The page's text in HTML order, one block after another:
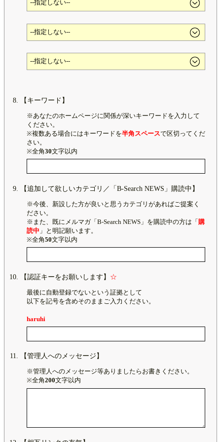
【キーワード】
※あなたのホームページに関係が深いキーワードを入力して
ください。
※複数ある場合にはキーワードを半角スペースで区切ってくだ
さい。
※全角30文字以内
【追加して欲しいカテゴリ／「B-Search NEWS」購読中】
※今後、新設した方が良いと思うカテゴリがあればご提案く
ださい。
※また、既にメルマガ「B-Search NEWS」を購読中の方は「購
読中 」と明記願います。
※全角50文字以内
【認証キーをお願いします】 ☆
最後に自動登録でないという証拠として
以下を記号を含めそのままご入力ください。
haruhi
【管理人へのメッセージ】
※管理人へのメッセージ等ありましたらお書きください。
※全角200文字以内